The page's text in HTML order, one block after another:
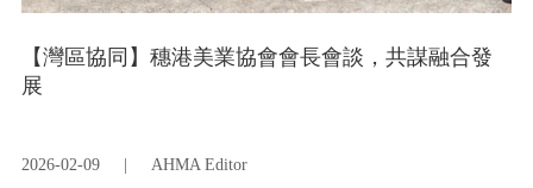
【灣區協同】穗港美業協會會長會談，共謀融合發
展
2026-02-09 AHMA Editor